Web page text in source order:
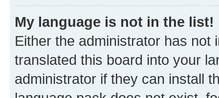
My language is not in the list!
Either the administrator has not
translated this board into your
administrator if they can install